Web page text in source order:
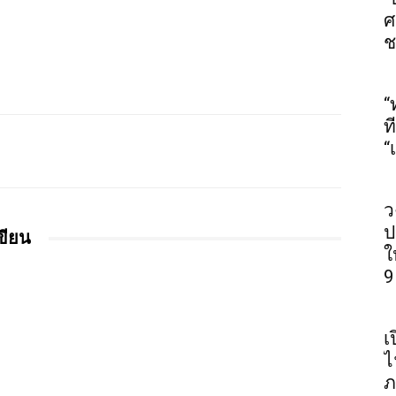
ยน